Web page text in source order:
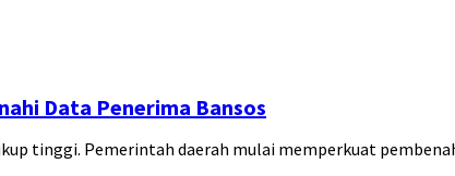
Data Penerima Bansos
tinggi. Pemerintah daerah mulai memperkuat